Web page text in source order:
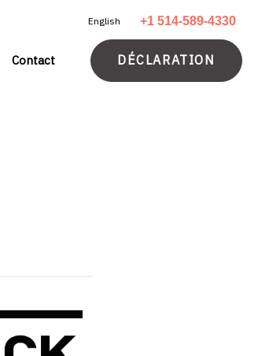
English +1 514-589-4330
Contact DÉCLARATION